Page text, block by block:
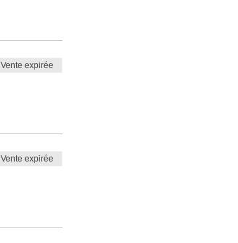
Vente expirée
Vente expirée